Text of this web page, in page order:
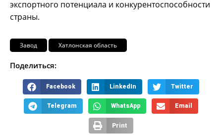
экспортного потенциала и конкурентоспособности
страны.
Завод Хатлонская область
Поделиться:
Facebook LinkedIn Twitter
Telegram WhatsApp Email
Print